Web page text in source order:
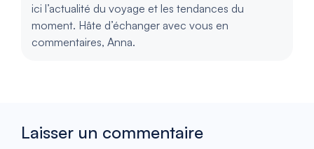
ici l’actualité du voyage et les tendances du
moment. Hâte d’échanger avec vous en
commentaires, Anna.
Laisser un commentaire